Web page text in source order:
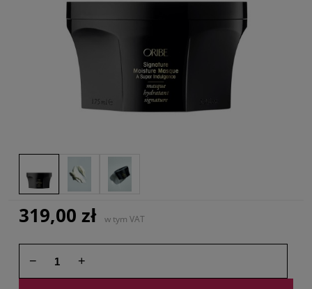
319,00 zł w tym VAT
− +